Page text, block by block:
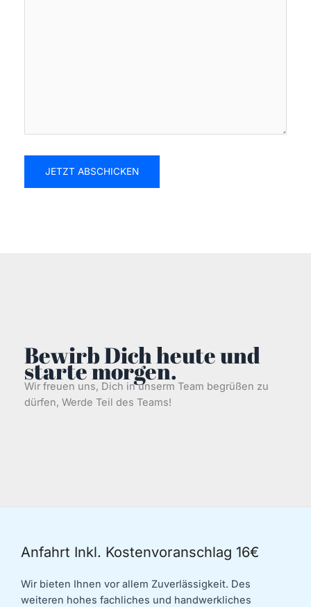
Bewirb Dich heute und
starte morgen.
Wir freuen uns, Dich in unserm Team begrüßen zu
dürfen, Werde Teil des Teams!
Anfahrt Inkl. Kostenvoranschlag 16€
Wir bieten Ihnen vor allem Zuverlässigkeit. Des
weiteren hohes fachliches und handwerkliches